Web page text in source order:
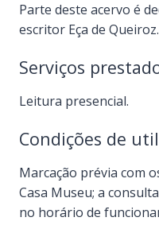
Parte deste acervo é
escritor Eça de Queiroz.
Serviços
Leitura presencial.
Condições de
Marcação prévia com
Casa Museu; a
no horário de